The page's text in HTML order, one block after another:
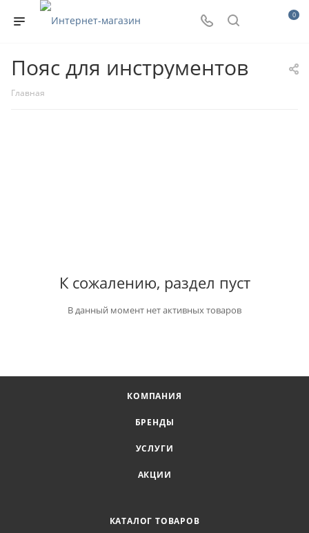
0
Пояс для инструментов
Главная
К сожалению, раздел пуст
В данный момент нет активных товаров
КОМПАНИЯ
БРЕНДЫ
УСЛУГИ
АКЦИИ
КАТАЛОГ ТОВАРОВ